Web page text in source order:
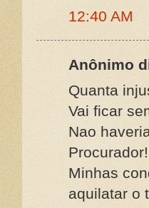
12:40 AM
Anônimo
Quanta
Vai ficar
Nao
Minhas
aquilatar o